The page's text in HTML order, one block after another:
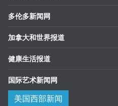
多伦多新闻网
加拿大和世界报道
健康生活报道
国际艺术新闻网
美国西部新闻